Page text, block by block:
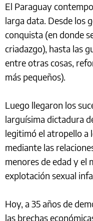
El Paraguay
larga data. Desde los
conquista (en donde
criadazgo), hasta las
entre otras cosas,
más pequeños).
Luego llegaron los
larguísima dictadura
legitimó el atropello a
mediante las
menores de edad y el
explotación sexual
Hoy, a 35 años de
las brechas